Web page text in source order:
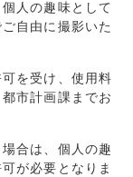
人の趣味として
自由に撮影いた
を受け、使用料
市計画課までお
合は、個人の趣
が必要となりま